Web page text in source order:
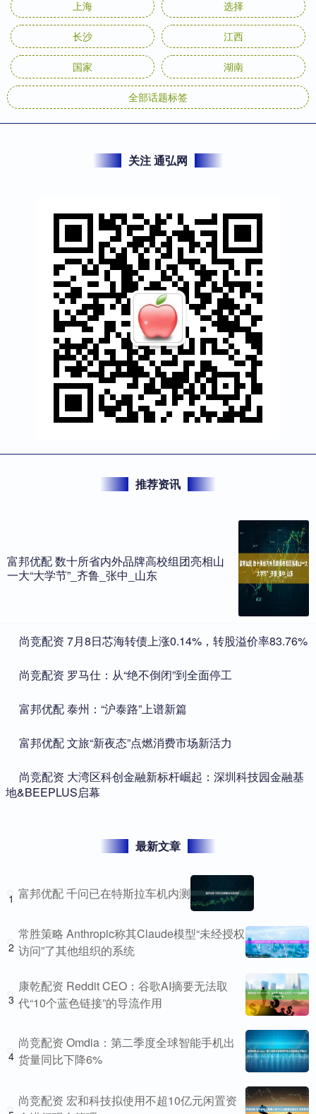
上海 选择
长沙 江西
国家 湖南
全部话题标签
关注 通弘网
推荐资讯
富邦优配 数十所省内外品牌高校组团亮相山
一大“大学节”_齐鲁_张中_山东
​尚竞配资 7月8日芯海转债上涨0.14%，转股溢价率83.76%
​尚竞配资 罗马仕：从“绝不倒闭”到全面停工
​富邦优配 泰州：“沪泰路”上谱新篇
​富邦优配 文旅“新夜态”点燃消费市场新活力
​尚竞配资 大湾区科创金融新标杆崛起：深圳科技园金融基
地&BEEPLUS启幕
最新文章
1 富邦优配 千问已在特斯拉车机内测
2
常胜策略 Anthropic称其Claude模型“未经授权
访问”了其他组织的系统
3
康乾配资 Reddit CEO：谷歌AI摘要无法取
代“10个蓝色链接”的导流作用
4
尚竞配资 Omdia：第二季度全球智能手机出
货量同比下降6%
尚竞配资 宏和科技拟使用不超10亿元闲置资